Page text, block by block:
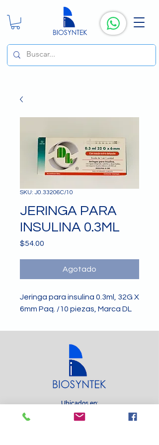
SKU: J0.33206C/10
JERINGA PARA
INSULINA 0.3ML
$54.00
Agotado
Jeringa para insulina 0.3ml, 32G X
6mm Paq. /10 piezas, Marca DL
Ubicados en:
Calzada Juan Pablo II #2248 Col.Oblatos ,